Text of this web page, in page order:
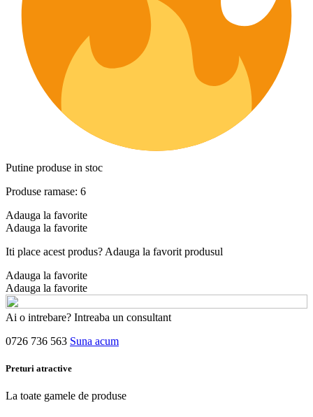
Putine produse in stoc
Produse ramase: 6
Adauga la favorite
Adauga la favorite
Iti place acest produs? Adauga la favorit produsul
Adauga la favorite
Adauga la favorite
Ai o intrebare? Intreaba un consultant
0726 736 563 Suna acum
Preturi atractive
La toate gamele de produse